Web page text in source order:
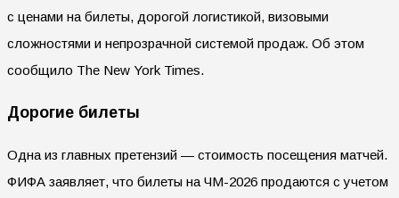
с ценами на билеты, дорогой логистикой, визовыми
сложностями и непрозрачной системой продаж. Об этом
сообщило The New York Times.
Дорогие билеты
Одна из главных претензий — стоимость посещения матчей.
ФИФА заявляет, что билеты на ЧМ-2026 продаются с учетом